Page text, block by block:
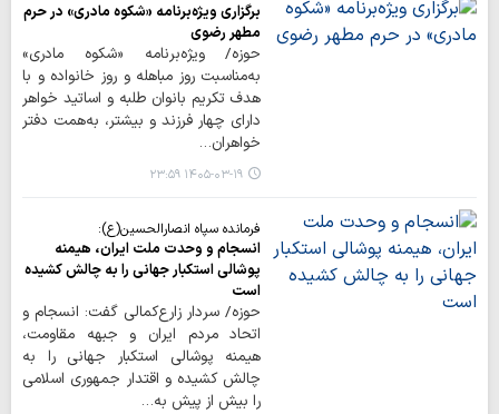
برگزاری ویژه‌برنامه «شکوه مادری» در حرم
مطهر رضوی
حوزه/ ویژه‌برنامه «شکوه مادری»
به‌مناسبت روز مباهله و روز خانواده و با
هدف تکریم بانوان طلبه و اساتید خواهر
دارای چهار فرزند و بیشتر، به‌همت دفتر
خواهران…
۱۴۰۵-۰۳-۱۹ ۲۳:۵۹
فرمانده سپاه انصارالحسین(ع):
انسجام و وحدت ملت ایران، هیمنه
پوشالی استکبار جهانی را به چالش کشیده
است
حوزه/ سردار زارع‌کمالی گفت: انسجام و
اتحاد مردم ایران و جبهه مقاومت،
هیمنه پوشالی استکبار جهانی را به
چالش کشیده و اقتدار جمهوری اسلامی
را بیش از پیش به…